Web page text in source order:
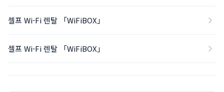
셀프 Wi-Fi 렌탈 「WiFiBOX」
셀프 Wi-Fi 렌탈 「WiFiBOX」